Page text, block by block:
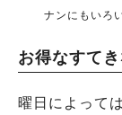
ナンにもいろ
お得なすて
曜日によって